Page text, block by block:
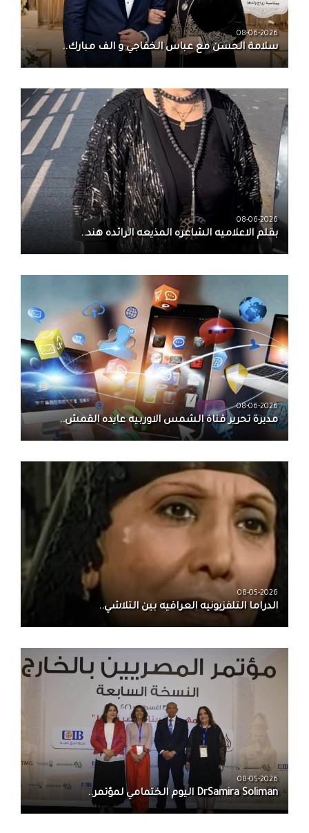
08-06-2026
سلامة الحسن‏ مع ‏عباس الخفاجي‏ و‏ الف مبارك..
08-06-2026
بقلم الاعلاميه الشاعره المذيعه الرائده هند..
08-06-2026
مديرة تحرير قناة الشمس الاوربيه عايده القمش..
08-05-2026
الدراما التلفزيونيه العراقيه بين التلاشي..
08-05-2026
DrSamira Soliman اليوم الختمامي لمؤتمر..